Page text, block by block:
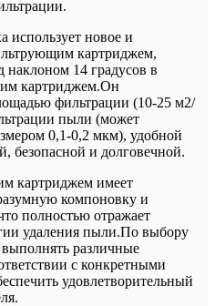
использует новое и
картриджем,
наклоном 14 градусов в
картриджем.Он
фильтрации (10-25 м2/
пыли (может
0,1-0,2 мкм), удобной
безопасной и долговечной.
картриджем имеет
компоновку и
полностью отражает
удаления пыли.По выбору
различные
с конкретными
удовлетворительный